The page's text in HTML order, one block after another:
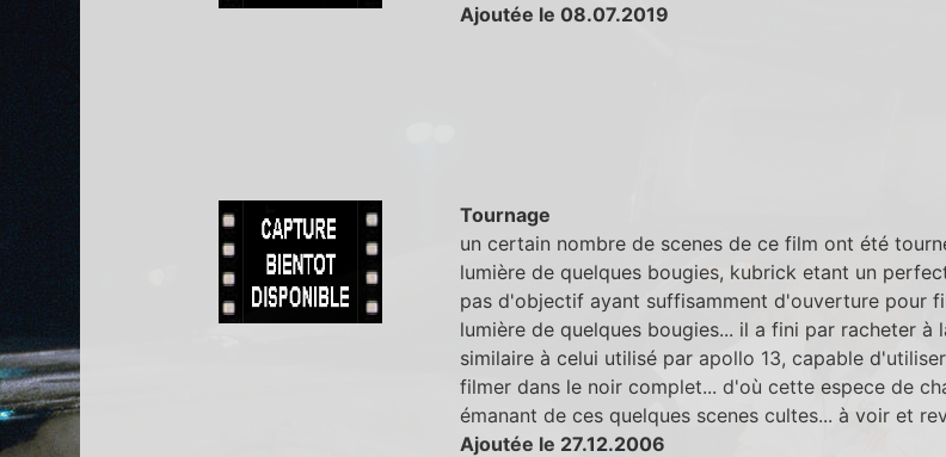
Ajoutée le 08.07.2019
Tournage
un certain nombre de scenes de ce film ont été
lumière de quelques bougies, kubrick etant un
pas d'objectif ayant suffisamment d'ouverture pour
lumière de quelques bougies... il a fini par racheter à
similaire à celui utilisé par apollo 13, capable
filmer dans le noir complet... d'où cette espece de
émanant de ces quelques scenes cultes... à voir et
Ajoutée le 27.12.2006